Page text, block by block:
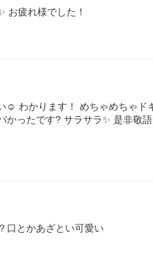
お疲れ様でした！
☺️ わかります！ めちゃめちゃド
ったです? サラサラ✨ 是非敬
口とかあざとい可愛い